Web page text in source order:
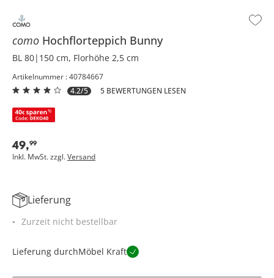
como Hochflorteppich Bunny
BL 80|150 cm, Florhöhe 2,5 cm
Artikelnummer : 40784667
4.2/5
5 BEWERTUNGEN LESEN
49,99
Inkl. MwSt. zzgl.Versand
Lieferung
Zurzeit nicht bestellbar
Lieferung durchMöbel Kraft